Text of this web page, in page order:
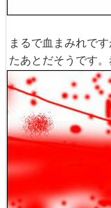
まるで血まみれで
たあとだそうです。